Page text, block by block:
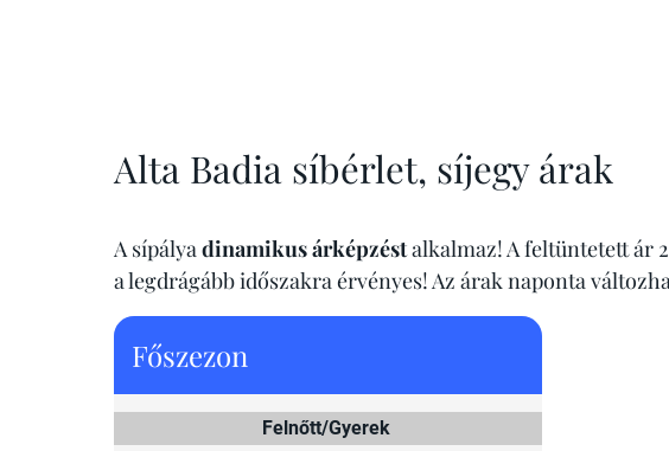
Alta Badia síbérlet, síjegy árak
A sípályadinamikus árképzéstalkalmaz! A feltüntetett ár
a legdrágább időszakra érvényes! Az árak naponta
Főszezon
Felnőtt/Gyerek